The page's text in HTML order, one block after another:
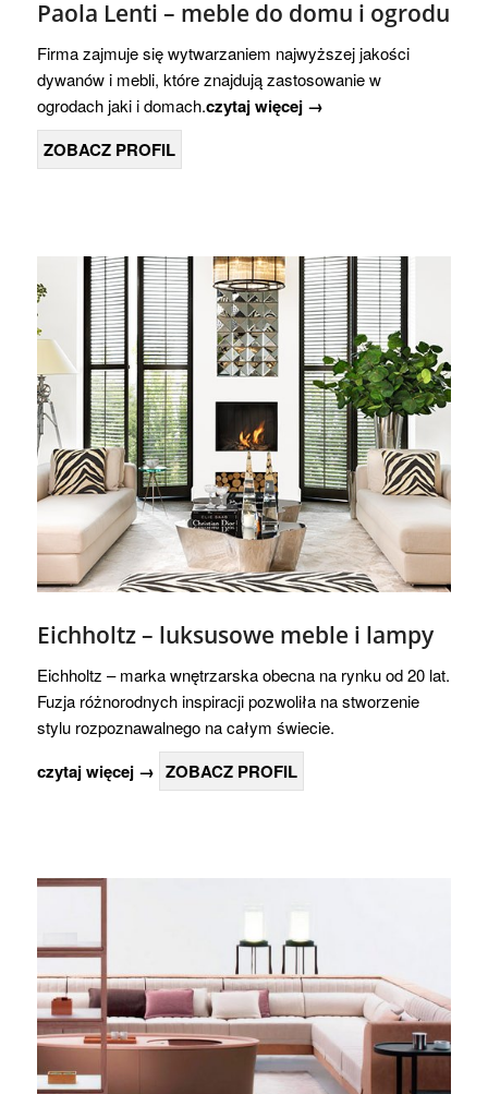
Paola Lenti – meble do domu i ogrodu
Firma zajmuje się wytwarzaniem najwyższej jakości
dywanów i mebli, które znajdują zastosowanie w
ogrodach jaki i domach.czytaj więcej →
ZOBACZ PROFIL
Eichholtz – luksusowe meble i lampy
Eichholtz – marka wnętrzarska obecna na rynku od 20 lat.
Fuzja różnorodnych inspiracji pozwoliła na stworzenie
stylu rozpoznawalnego na całym świecie.
czytaj więcej → ZOBACZ PROFIL